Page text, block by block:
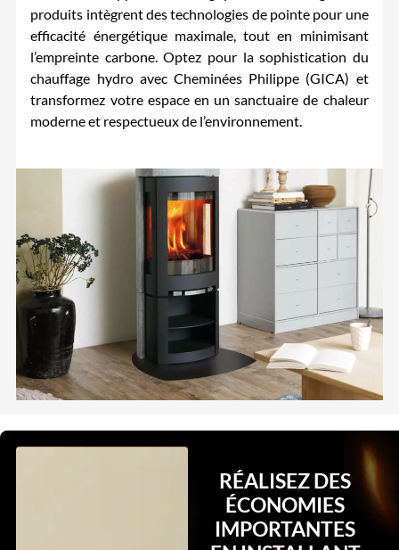
produits intègrent des technologies de pointe pour une
efficacité énergétique maximale, tout en minimisant
l’empreinte carbone. Optez pour la sophistication du
chauffage hydro avec Cheminées Philippe (GICA) et
transformez votre espace en un sanctuaire de chaleur
moderne et respectueux de l’environnement.
RÉALISEZ DES
ÉCONOMIES
IMPORTANTES